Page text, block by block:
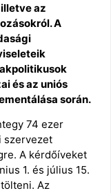
az
A
és az uniós
során.
74 ezer
szervezet
A kérdőíveket
1. és július 15.
Az